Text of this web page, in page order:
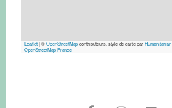
Leaflet|©OpenStreetMapcontributeurs, style de carte par
OpenStreetMap France